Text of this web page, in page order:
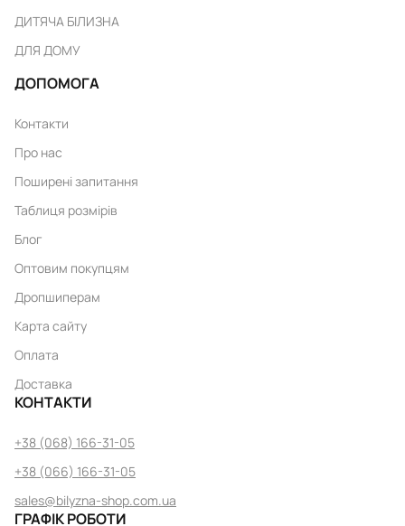
ДИТЯЧА БІЛИЗНА
ДЛЯ ДОМУ
ДОПОМОГА
Контакти
Про нас
Поширені запитання
Таблиця розмірів
Блог
Оптовим покупцям
Дропшиперам
Карта сайту
Оплата
Доставка
КОНТАКТИ
+38 (068) 166-31-05
+38 (066) 166-31-05
sales@bilyzna-shop.com.ua
ГРАФІК РОБОТИ